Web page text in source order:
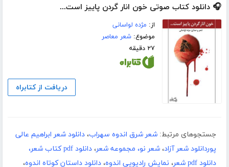
🎧 دانلود کتاب صوتی خون انار گردن پاییز است...
از: مژده لواسانی
موضوع:شعر معاصر
۲۷ دقیقه
دریافت از کتابراه
جستجوهای مرتبط: شعر شرق اندوه سهراب، دانلود شعر ابراهیم عالی
پوردانلود شعر آزاد، شعر نو، مجموعه شعر،
دانلود pdf کتاب شعر،
دانلود pdf شعر
، نمایش رادیویی اندوه، دانلود داستان کوتاه اندوه،